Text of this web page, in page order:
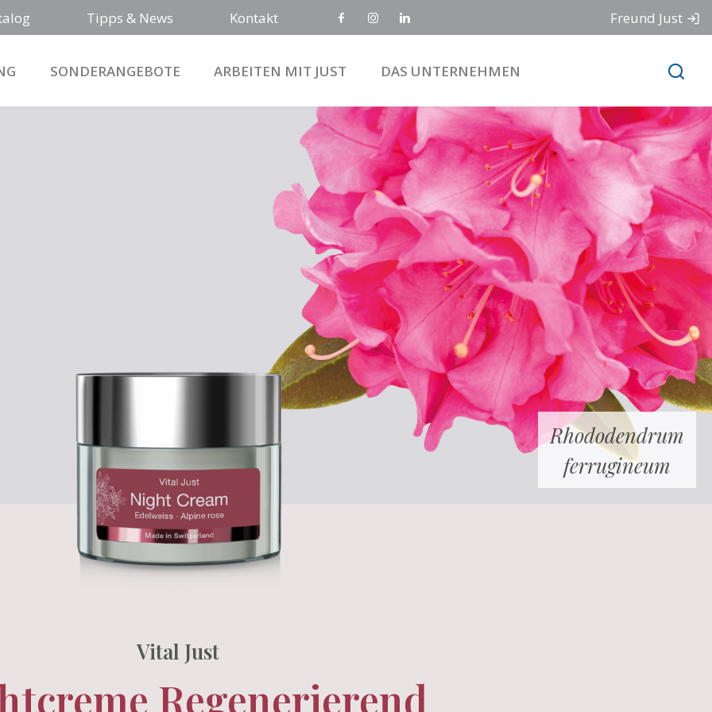
Tipps & News Kontakt Freund Just
SONDERANGEBOTE ARBEITEN MIT JUST DAS UNTERNEHMEN
Rhododendrum
ferrugineum
Vital Just
Regenerierend